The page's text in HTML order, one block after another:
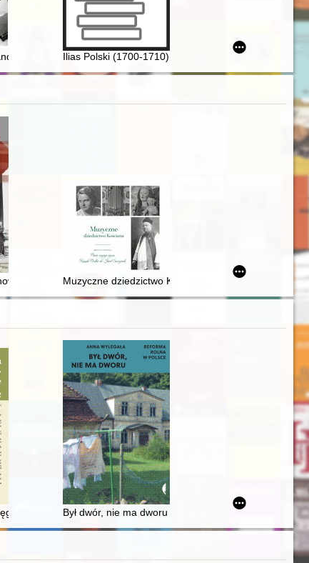
Armii Czerwonej w końcowej fazie II wojny światowej
w latach trzydziestych XX wieku
Ilias Polski (1700-1710) - recenzja]
II w Rokietnicy 1875-2025
Rzeczypospolitej w XVIII wieku
w świetle doniesień prasy polskiej do 1939 roku. 1
Muzyczne dziedzictwo Kościana : pieśń mojego życia
- recenzja]Był dwór, nie ma dworu : reforma rolna w Polsce